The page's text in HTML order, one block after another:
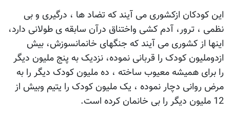
این کودکان ازکشوری می آیند که تضاد ها ، درگیری و بی
نظمی ، ترور، آدم کشی واختناق درآن سابقه ی طولانی دارد،
اینها از کشوری می آیند که جنگهای خانمانسوزش، بیش
ازدوملیون کودک را قربانی نموده، نزدیک به پنج ملیون دیگر
را برای همیشه معیوب ساخته ، ده ملیون کودک دیگر را به
مرض روانی دچار نموده ، یک ملیون کودک را یتیم وبیش از
12 ملیون دیگر را بی خانمان کرده است.